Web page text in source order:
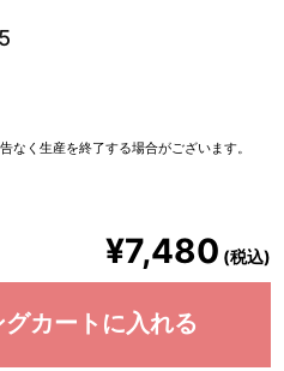
なく生産を終了する場合がございます。
¥7,480 (税込)
カートに入れる